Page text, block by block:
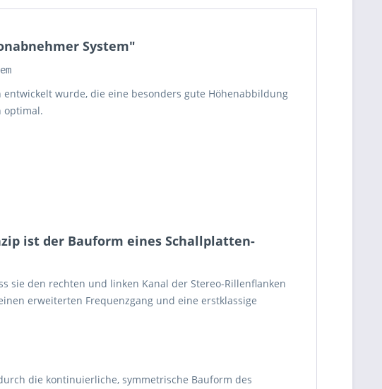
System"
wurde, die eine besonders gute Höhenabbildung
optimal.
ist der Bauform eines Schallplatten-
sie den rechten und linken Kanal der Stereo-Rillenflanken
erweiterten Frequenzgang und eine erstklassige
die kontinuierliche, symmetrische Bauform des